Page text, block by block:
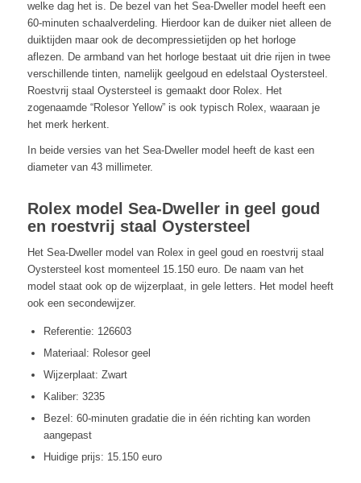
welke dag het is. De bezel van het Sea-Dweller model heeft een
60-minuten schaalverdeling. Hierdoor kan de duiker niet alleen de
duiktijden maar ook de decompressietijden op het horloge
aflezen. De armband van het horloge bestaat uit drie rijen in twee
verschillende tinten, namelijk geelgoud en edelstaal Oystersteel.
Roestvrij staal Oystersteel is gemaakt door Rolex. Het
zogenaamde “Rolesor Yellow” is ook typisch Rolex, waaraan je
het merk herkent.
In beide versies van het Sea-Dweller model heeft de kast een
diameter van 43 millimeter.
Rolex model Sea-Dweller in geel goud
en roestvrij staal Oystersteel
Het Sea-Dweller model van Rolex in geel goud en roestvrij staal
Oystersteel kost momenteel 15.150 euro. De naam van het
model staat ook op de wijzerplaat, in gele letters. Het model heeft
ook een secondewijzer.
Referentie: 126603
Materiaal: Rolesor geel
Wijzerplaat: Zwart
Kaliber: 3235
Bezel: 60-minuten gradatie die in één richting kan worden
aangepast
Huidige prijs: 15.150 euro